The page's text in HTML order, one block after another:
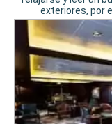
exteriores, por